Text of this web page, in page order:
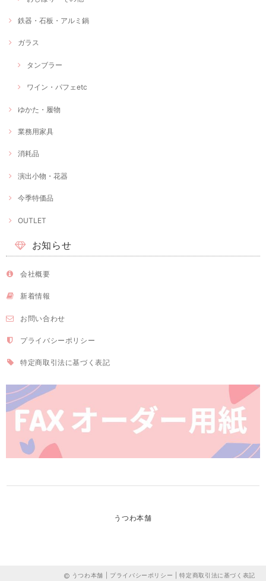
鉄器・石板・アルミ鍋
ガラス
タンブラー
ワイン・パフェetc
ゆかた・履物
業務用家具
消耗品
演出小物・花器
今季特価品
OUTLET
お知らせ
会社概要
新着情報
お問い合わせ
プライバシーポリシー
特定商取引法に基づく表記
うつわ本舗
うつわ本舗 | プライバシーポリシー |特定商取引法に基づく表記